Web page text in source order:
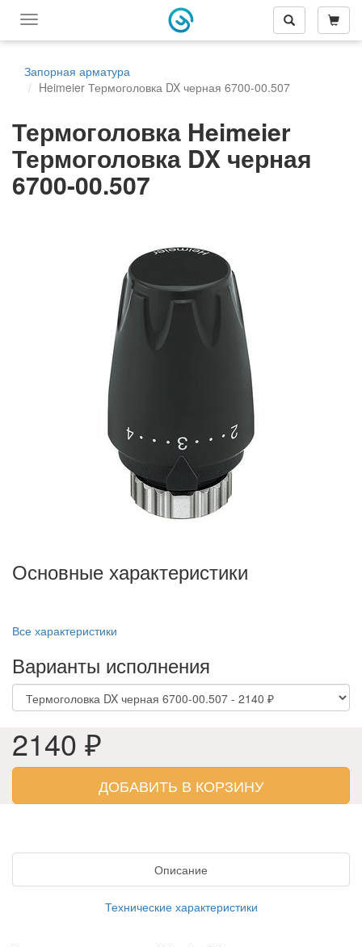
Переключить
меню
Запорная арматура
Heimeier Термоголовка DX черная 6700-00.507
Термоголовка Heimeier
Термоголовка DX черная
6700-00.507
Основные характеристики
Все характеристики
Варианты исполнения
2140 ₽
ДОБАВИТЬ В КОРЗИНУ
Описание
Технические характеристики